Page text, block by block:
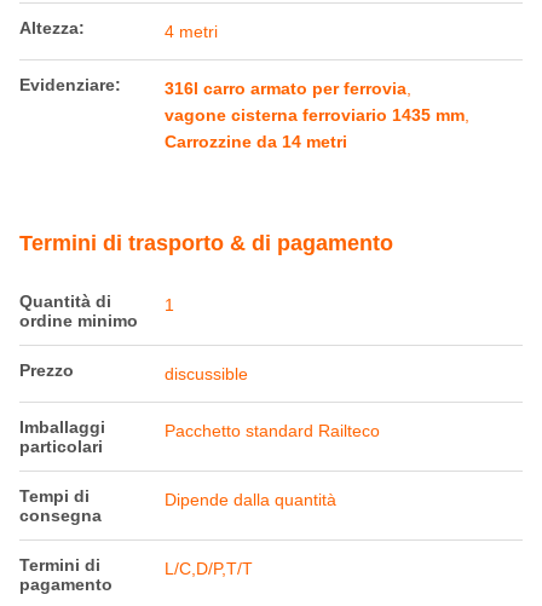
Altezza: 4 metri
Evidenziare: 316l carro armato per ferrovia
vagone cisterna ferroviario 1435 mm
Carrozzine da 14 metri
Termini di trasporto & di pagamento
Quantità di
ordine minimo
1
Prezzo discussible
Imballaggi
particolari
Pacchetto standard Railteco
Tempi di
consegna
Dipende dalla quantità
Termini di
pagamento
L/C,D/P,T/T